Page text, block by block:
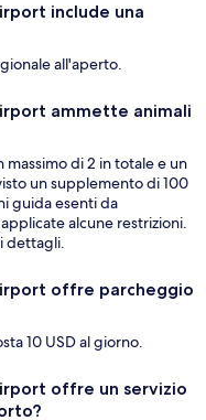
include una
all'aperto.
ammette animali
massimo di 2 in totale e un
un supplemento di 100
guida esenti da
alcune restrizioni.
dettagli.
offre parcheggio
10 USD al giorno.
offre un servizio